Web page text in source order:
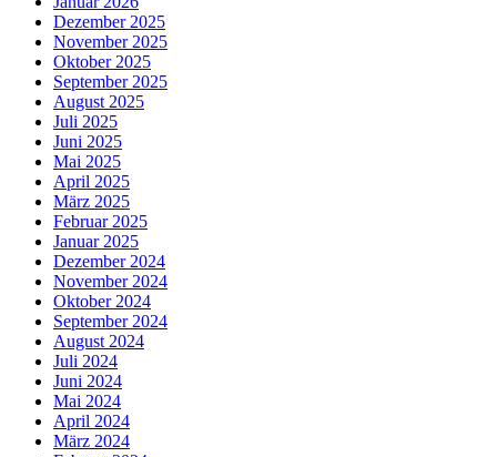
Dezember 2025
November 2025
Oktober 2025
September 2025
August 2025
Juli 2025
Juni 2025
Mai 2025
April 2025
März 2025
Februar 2025
Januar 2025
Dezember 2024
November 2024
Oktober 2024
September 2024
August 2024
Juli 2024
Juni 2024
Mai 2024
April 2024
März 2024